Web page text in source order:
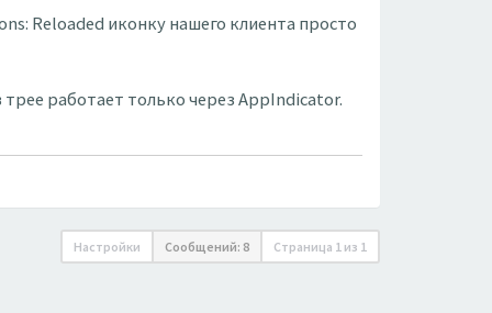
Reloaded иконку нашего клиента просто
работает только через AppIndicator.
Настройки Сообщений: 8 Страница 1 из 1